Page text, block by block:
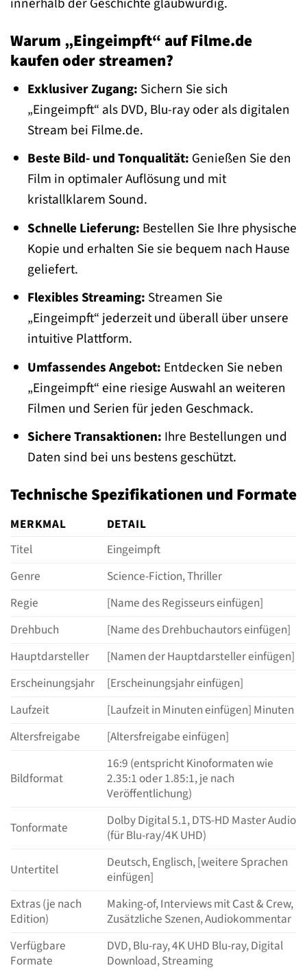
Warum „Eingeimpft“ auf Filme.de
kaufen oder streamen?
Exklusiver Zugang: Sichern Sie sich
„Eingeimpft“ als DVD, Blu-ray oder als digitalen
Stream bei Filme.de.
Beste Bild- und Tonqualität: Genießen Sie den
Film in optimaler Auflösung und mit
kristallklarem Sound.
Schnelle Lieferung: Bestellen Sie Ihre physische
Kopie und erhalten Sie sie bequem nach Hause
geliefert.
Flexibles Streaming: Streamen Sie
„Eingeimpft“ jederzeit und überall über unsere
intuitive Plattform.
Umfassendes Angebot: Entdecken Sie neben
„Eingeimpft“ eine riesige Auswahl an weiteren
Filmen und Serien für jeden Geschmack.
Sichere Transaktionen: Ihre Bestellungen und
Daten sind bei uns bestens geschützt.
Technische Spezifikationen und Formate
MERKMAL
DETAIL
Titel
Eingeimpft
Genre
Science-Fiction, Thriller
Regie
[Name des Regisseurs einfügen]
Drehbuch
[Name des Drehbuchautors einfügen]
Hauptdarsteller
[Namen der Hauptdarsteller einfügen]
Erscheinungsjahr
[Erscheinungsjahr einfügen]
Laufzeit
[Laufzeit in Minuten einfügen] Minuten
Altersfreigabe
[Altersfreigabe einfügen]
Bildformat
16:9 (entspricht Kinoformaten wie
2.35:1 oder 1.85:1, je nach
Veröffentlichung)
Tonformate
Dolby Digital 5.1, DTS-HD Master Audio
(für Blu-ray/4K UHD)
Untertitel
Deutsch, Englisch, [weitere Sprachen
einfügen]
Extras (je nach
Edition)
Making-of, Interviews mit Cast & Crew,
Zusätzliche Szenen, Audiokommentar
Verfügbare
Formate
DVD, Blu-ray, 4K UHD Blu-ray, Digital
Download, Streaming